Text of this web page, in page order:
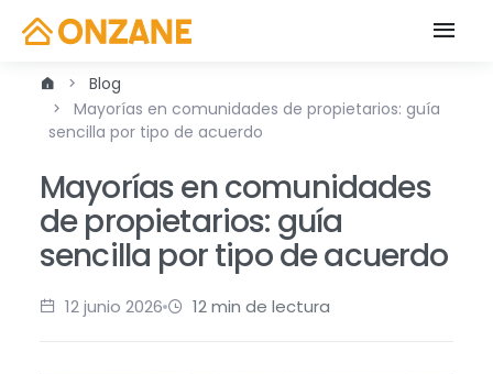
Blog
Mayorías en comunidades de propietarios: guía
sencilla por tipo de acuerdo
Mayorías en comunidades
de propietarios: guía
sencilla por tipo de acuerdo
12 junio 2026 12 min de lectura